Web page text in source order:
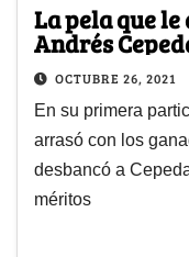
La pela que
Andrés
OCTUBRE 26, 2021
En su primera
arrasó con los
desbancó a
méritos